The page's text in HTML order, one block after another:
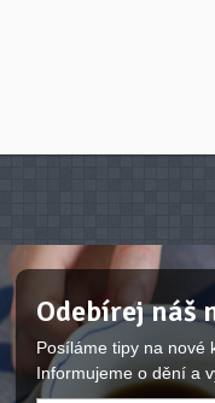
Odebírej náš
Posíláme tipy na nové
Informujeme o dění a